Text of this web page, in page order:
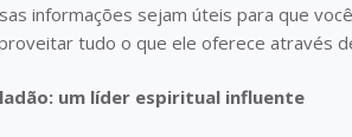
informações sejam úteis para que
tudo o que ele oferece através
um líder espiritual influente